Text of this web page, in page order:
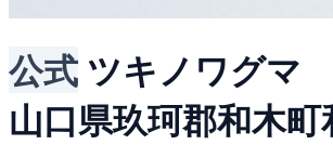
公式 ツキノワグマ
山口県玖珂郡和木